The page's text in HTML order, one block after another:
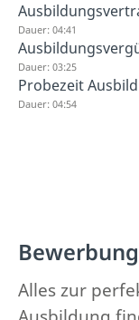
Dauer: 04:41
Dauer: 03:25
Probezeit
Dauer: 04:54
Alles zur